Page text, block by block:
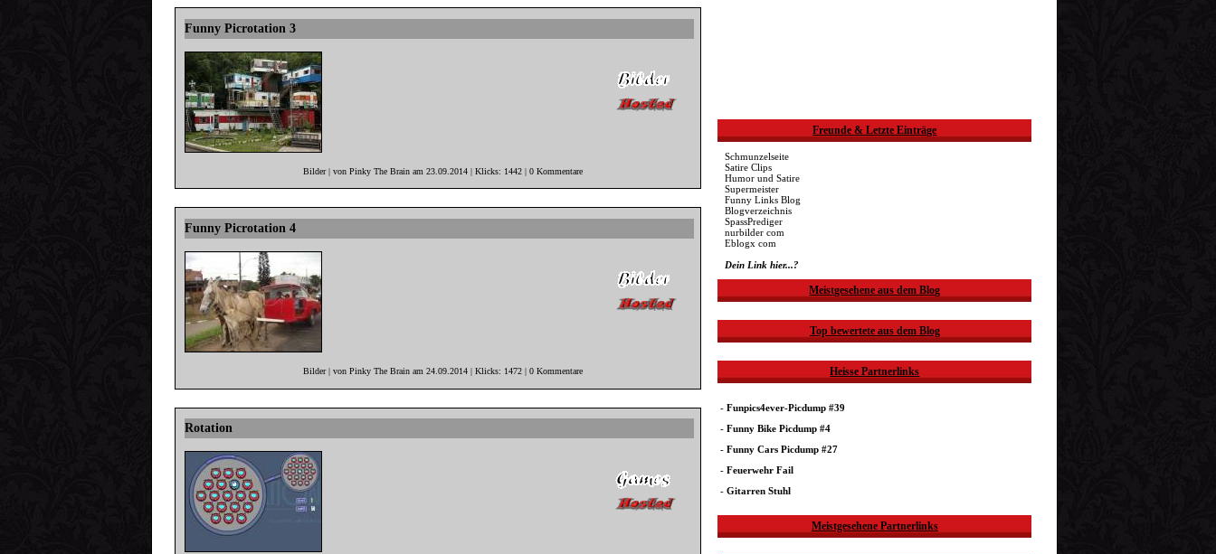
Funny Picrotation 3
Bilder | von Pinky The Brain am 23.09.2014 | Klicks: 1442 | 0 Kommentare
Funny Picrotation 4
Bilder | von Pinky The Brain am 24.09.2014 | Klicks: 1472 | 0 Kommentare
Rotation
Freunde & Letzte Einträge
Schmunzelseite
Satire Clips
Humor und Satire
Supermeister
Funny Links Blog
Blogverzeichnis
SpassPrediger
nurbilder com
Eblogx com
Dein Link hier...?
Meistgesehene aus dem Blog
Top bewertete aus dem Blog
Heisse Partnerlinks
-Funpics4ever-Picdump #39
-Funny Bike Picdump #4
-Funny Cars Picdump #27
-Feuerwehr Fail
-Gitarren Stuhl
Meistgesehene Partnerlinks